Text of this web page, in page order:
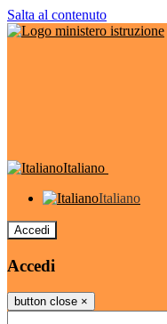
Salta al contenuto
Italiano
Italiano
Accedi
Accedi
button close ×